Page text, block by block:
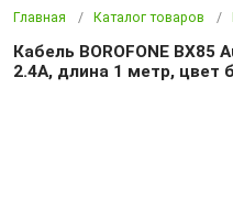
Главная Каталог товаров
Кабель BOROFONE
2.4A, длина 1 метр, цвет